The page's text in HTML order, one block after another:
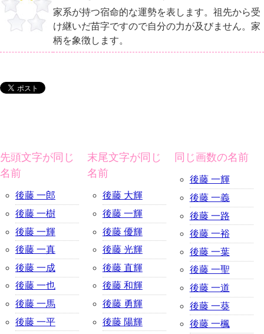
家系が持つ宿命的な運勢を表します。祖先から受
け継いだ苗字ですので自分の力が及びません。家
柄を象徴します。
先頭文字が同じ
名前
後藤 一郎
後藤 一樹
後藤 一輝
後藤 一真
後藤 一成
後藤 一也
後藤 一馬
後藤 一平
末尾文字が同じ
名前
後藤 大輝
後藤 一輝
後藤 優輝
後藤 光輝
後藤 直輝
後藤 和輝
後藤 勇輝
後藤 陽輝
同じ画数の名前
後藤 一輝
後藤 一義
後藤 一路
後藤 一裕
後藤 一葉
後藤 一聖
後藤 一道
後藤 一葵
後藤 一楓